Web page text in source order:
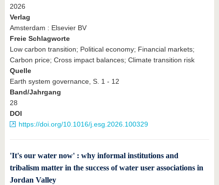
2026
Verlag
Amsterdam : Elsevier BV
Freie Schlagworte
Low carbon transition; Political economy; Financial markets;
Carbon price; Cross impact balances; Climate transition risk
Quelle
Earth system governance, S. 1 - 12
Band/Jahrgang
28
DOI
https://doi.org/10.1016/j.esg.2026.100329
'It's our water now' : why informal institutions and
tribalism matter in the success of water user associations in
Jordan Valley